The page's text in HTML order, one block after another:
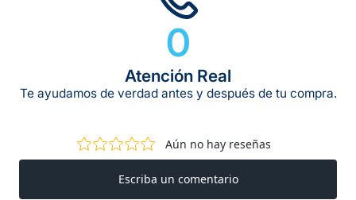
0
Atención Real
Te ayudamos de verdad antes y después de tu compra.